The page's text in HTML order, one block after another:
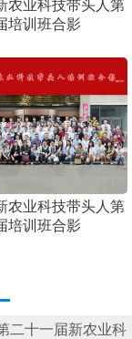
农业科技带头人第
培训班合影
农业科技带头人第
培训班合影
二十一届新农业科